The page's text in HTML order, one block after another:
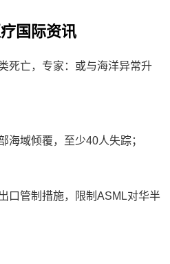
国际资讯
死亡，专家：或与海洋异常升
海域倾覆，至少40人失踪；
口管制措施，限制ASML对华半